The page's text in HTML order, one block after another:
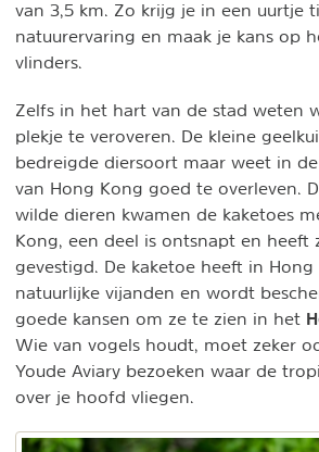
van 3,5 km. Zo krijg je in een uurtje
natuurervaring en maak je kans op
vlinders.
Zelfs in het hart van de stad weten
plekje te veroveren. De kleine
bedreigde diersoort maar weet in
van Hong Kong goed te overleven.
wilde dieren kwamen de kaketoes
Kong, een deel is ontsnapt en heeft
gevestigd. De kaketoe heeft in Hong
natuurlijke vijanden en wordt
goede kansen om ze te zien in het
Wie van vogels houdt, moet zeker
Youde Aviary bezoeken waar de
over je hoofd vliegen.